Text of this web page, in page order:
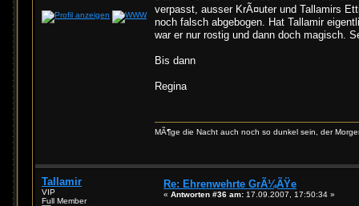
verpasst, ausser KrÃ¤uter und Tallamirs
noch falsch abgebogen. Hat Tallamir
war er nur rostig und dann doch magisch.
Bis dann
Regina
MÃ¶ge die Nacht auch noch so dunkel sein, der
Tallamir
VIP
Full Member
Re: Ehrenwehrte GrÃ¼ÃŸe
« Antworten #36 am: 17.09.2007, 17:50:34 »